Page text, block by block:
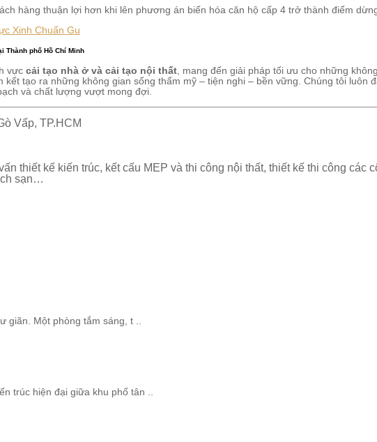
hàng thuận lợi hơn khi lên phương án biến hóa căn hộ cấp 4 trở thành điểm
Xinh Chuẩn Gu
Thành phố Hồ Chí Minh
vực cải tạo nhà ở và cải tạo nội thất , mang đến giải pháp tối ưu cho những
kết tạo ra những không gian sống thẩm mỹ – tiện nghi – bền vững. Chúng tôi
và chất lượng vượt mong đợi.
Vấp, TP.HCM
thiết kế kiến trúc, kết cấu MEP và thi công nội thất, thiết kế thi công các
sạn…
giãn. Một phòng tắm sáng, t ..
trúc hiện đại giữa khu phố tân ..